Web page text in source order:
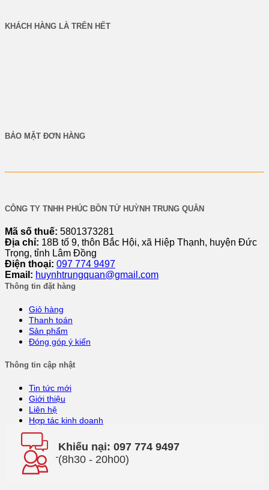
KHÁCH HÀNG LÀ TRÊN HẾT
BẢO MẬT ĐƠN HÀNG
CÔNG TY TNHH PHÚC BỒN TỬ HUỲNH TRUNG QUÂN
Mã số thuế: 5801373281
Địa chỉ: 18B tổ 9, thôn Bắc Hội, xã Hiệp Thạnh, huyện Đức
Trọng, tỉnh Lâm Đồng
Điện thoại: 097 774 9497
Email: huynhtrungquan@gmail.com
Thông tin đặt hàng
Giỏ hàng
Thanh toán
Sản phẩm
Đóng góp ý kiến
Thông tin cập nhật
Tin tức mới
Giới thiệu
Liên hệ
Hợp tác kinh doanh
Khiếu nại: 097 774 9497
(8h30 - 20h00)